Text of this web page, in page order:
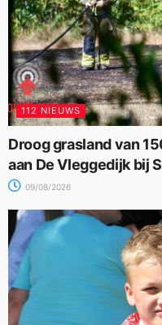
112 NIEUWS
Droog grasland van
aan De Vleggedijk bij
09/08/2026